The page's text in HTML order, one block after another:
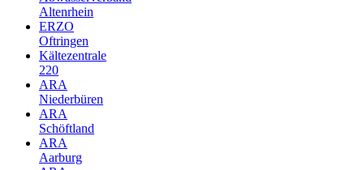
Altenrhein
ERZO
Oftringen
Kältezentrale
220
ARA
Niederbüren
ARA
Schöftland
ARA
Aarburg